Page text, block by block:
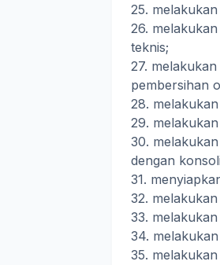
25.
26.
teknis;
27.
pembersihan
28.
29.
30.
dengan
31.
32.
33.
34.
35.